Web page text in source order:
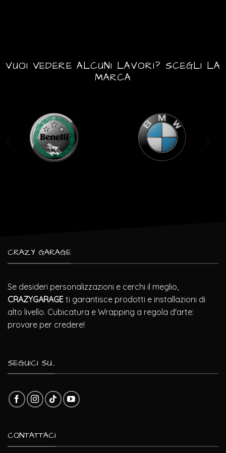
VUOI VEDERE ALCUNI LAVORI? SCEGLI LA
MARCA
CRAZY GARAGE
Se desideri personalizzazioni e cerchi il meglio,
CRAZYGARAGE ti garantisce prodotti e installazioni di
alto livello. Cubicatura e Wrapping a regola d'arte:
provare per credere!
SEGUICI SU...
CONTATTACI